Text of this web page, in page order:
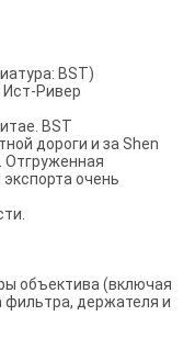
BST)
Ривер
BST
дороги и за Shen
Отгруженная
очень
объектива (включая
фильтра, держателя и